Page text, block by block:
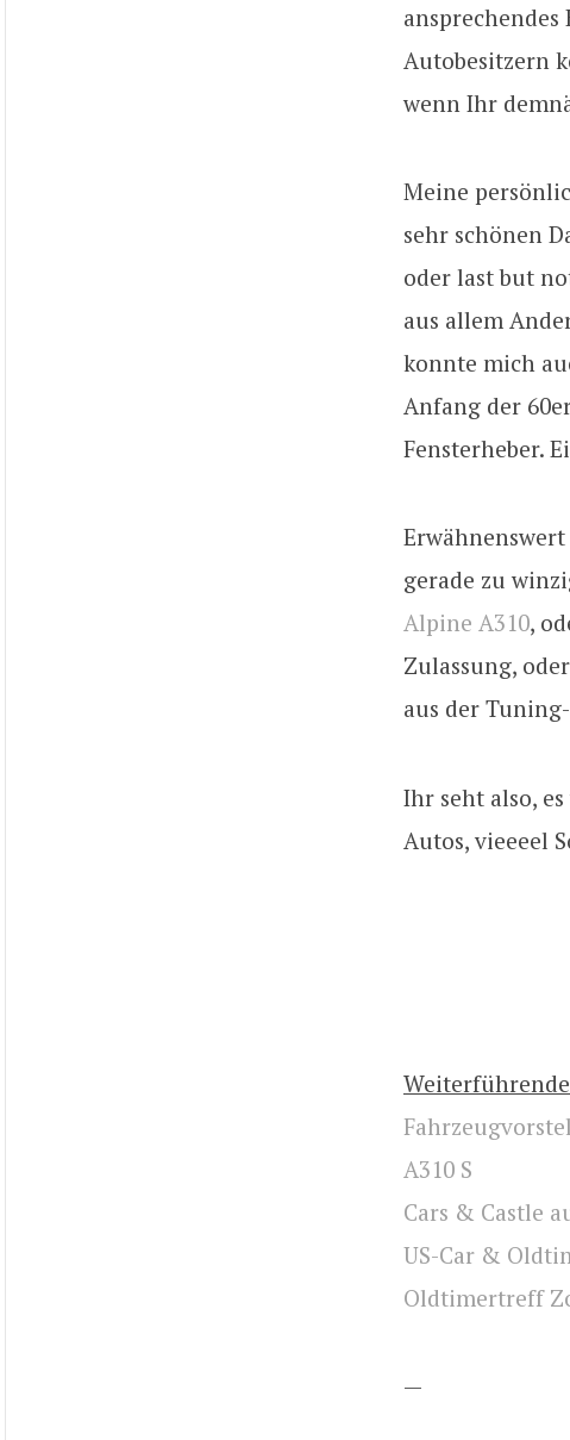
Autobesitzern
wenn Ihr
Meine
sehr schönen
oder last but
aus allem
konnte mich
Anfang der
Fensterheber.
gerade zu
Alpine A310,
Zulassung,
aus der
Ihr seht also,
Autos, vieeeel
A310 S
Cars & Castle
US-Car &
Oldtimertreff
—